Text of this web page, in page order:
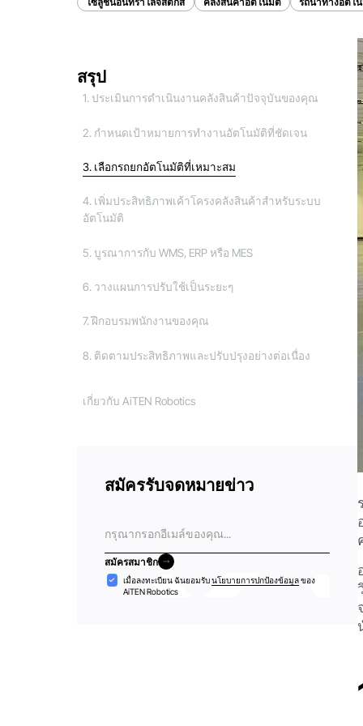
โซลูชั่นอินทราโลจิสติกส์ คลังสินค้าอัตโนมัติ รถนำทางอัตโ
สรุป
1. ประเมินการดำเนินงานคลังสินค้าปัจจุบันของคุณ
2. กำหนดเป้าหมายการทำงานอัตโนมัติที่ชัดเจน
3. เลือกรถยกอัตโนมัติที่เหมาะสม
4. เพิ่มประสิทธิภาพเค้าโครงคลังสินค้าสำหรับระบบ
อัตโนมัติ
5. บูรณาการกับ WMS, ERP หรือ MES
6. วางแผนการปรับใช้เป็นระยะๆ
7. ฝึกอบรมพนักงานของคุณ
8. ติดตามประสิทธิภาพและปรับปรุงอย่างต่อเนื่อง
เกี่ยวกับ AiTEN Robotics
สมัครรับจดหมายข่าว
สมัครสมาชิก
สมัครสมาชิก
การ
ยอมรับ
เมื่อลงทะเบียน ฉันยอมรับนโยบายการปกป้องข้อมูลของ
AiTEN Robotics